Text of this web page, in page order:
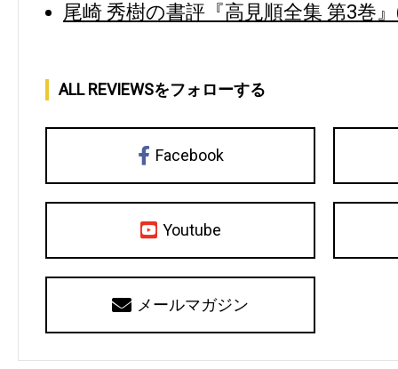
尾崎 秀樹の書評『高見順全集 第3巻
ALL REVIEWSをフォローする
Facebook
Youtube
メールマガジン